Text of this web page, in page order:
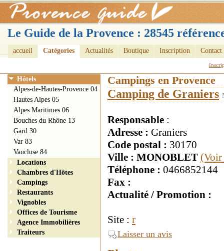
Le Guide de la Provence : 28545
accueil Catégories Actualités Boutique Inscription Contact
Campings en Provence
Camping de Graniers
Responsable :
Adresse : Graniers
Code postal : 30170
Ville : MONOBLET
Téléphone : 0466852144
Fax :
Actualité / Promotion :
Site : r
Laisser un avis
Hôtels
Alpes-de-Hautes-Provence 04
Hautes Alpes 05
Alpes Maritimes 06
Bouches du Rhône 13
Gard 30
Var 83
Vaucluse 84
Locations
Chambres d'Hôtes
Campings
Restaurants
Vignobles
Offices de Tourisme
Agence Immobilières
Traiteurs